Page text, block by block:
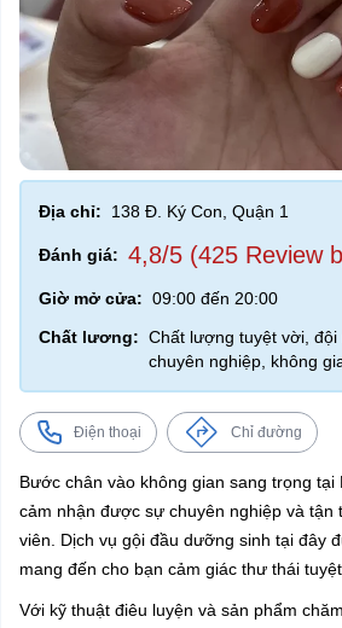
Địa chỉ: 138 Đ. Ký Con, Quận 1
Đánh giá: 4,8/5 (425 Review
Giờ mở cửa: 09:00 đến 20:00
Chất lương: Chất lượng tuyệt vời, đội
chuyên nghiệp, không
Điện thoại Chỉ đường
Bước chân vào không gian sang trọng tại
cảm nhận được sự chuyên nghiệp và tận
viên. Dịch vụ gội đầu dưỡng sinh tại đây
mang đến cho bạn cảm giác thư thái tuyệt
Với kỹ thuật điêu luyện và sản phẩm